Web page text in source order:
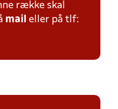
række skal
mail eller på tlf: